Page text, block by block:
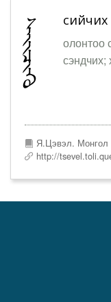
сийчих
олонтоо
сэндчих;
Я.Цэвэл. Монгол
http://